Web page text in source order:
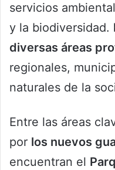
servicios
y la biodiversidad.
diversas áreas
regionales,
naturales de la
Entre las áreas
por los nuevos
encuentran el